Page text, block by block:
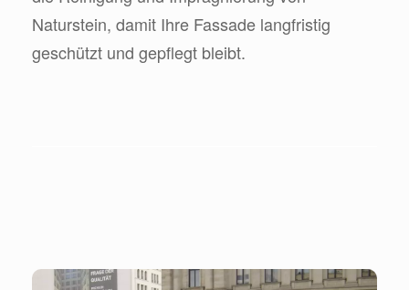
Naturstein, damit Ihre Fassade langfristig
geschützt und gepflegt bleibt.